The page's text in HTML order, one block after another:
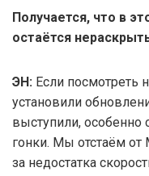
Получается, что в
остаётся
ЭН: Если посмотреть
установили
выступили, особенно
гонки. Мы отстаём от
за недостатка